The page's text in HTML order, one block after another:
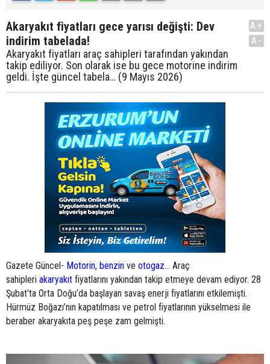
Akaryakıt fiyatları gece yarısı değişti: Dev
indirim tabelada!
Akaryakıt fiyatları araç sahipleri tarafından yakından
takip ediliyor. Son olarak ise bu gece motorine indirim
geldi. İşte güncel tabela… (9 Mayıs 2026)
A+
A-
Gazete Güncel- Motorin, benzin ve otogaz… Araç
sahipleri akaryakıt fiyatlarını yakından takip etmeye devam ediyor. 28
Şubat’ta Orta Doğu’da başlayan savaş enerji fiyatlarını etkilemişti.
Hürmüz Boğazı’nın kapatılması ve petrol fiyatlarının yükselmesi ile
beraber akaryakıta peş peşe zam gelmişti.